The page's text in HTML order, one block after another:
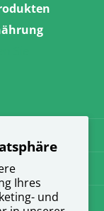
Ihres
und